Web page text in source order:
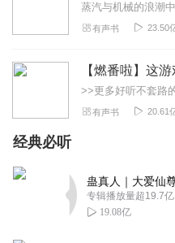
考古爱好者段德
的 被妹妹一招放倒的主
又不到后宫的级别 其他
昵称已使用这个太尴尬
有声书 23.50
有声书 20.61
经典必听
专辑播放量超19.7亿
19.08亿